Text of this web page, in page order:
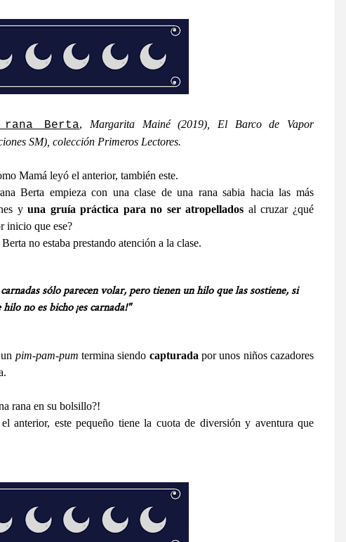
Berta, Margarita Mainé (2019), El Barco de Vapor
SM), colección Primeros Lectores.
Mamá leyó el anterior, también este.
Berta empieza con una clase de una rana sabia hacia las más
yuna gruía práctica para no ser atropellados al cruzar ¿qué
inicio que ese?
no estaba prestando atención a la clase.
carnadas sólo parecen volar, pero tienen un hilo que las sostiene, si
hilo no es bicho ¡es carnada!"
pim-pam-pum termina siendo capturadapor unos niños cazadores
rana en su bolsillo?!
anterior, este pequeño tiene la cuota de diversión y aventura que